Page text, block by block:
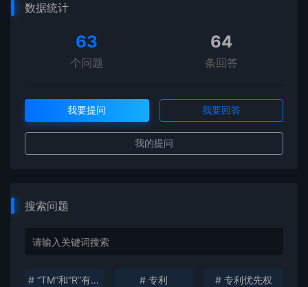
数据统计
63
个问题
64
条回答
我要提问 我要回答
我的提问
搜索问题
# “TM”和“R”有什么区别？ # 专利 # 专利优先权